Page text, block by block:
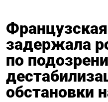
задержала
по
обстановки